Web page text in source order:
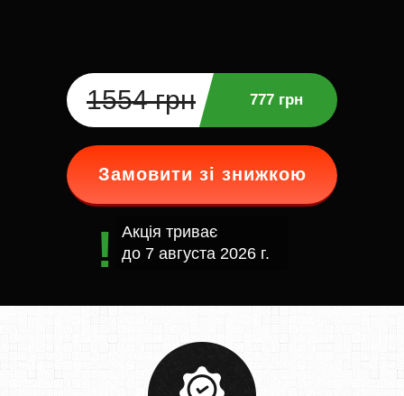
1554 грн 777 грн
Замовити зі знижкою
Акція триває
до 7 августа 2026 г.